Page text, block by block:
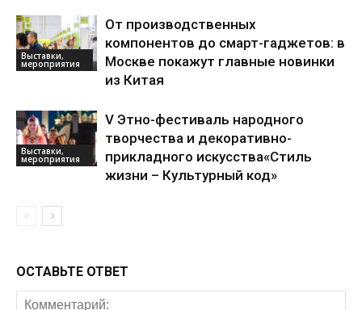
Выставки,
мероприятия
От производственных
компонентов до смарт-гаджетов: в
Москве покажут главные новинки
из Китая
Выставки,
мероприятия
V Этно-фестиваль народного
творчества и декоративно-
прикладного искусства«Стиль
жизни – Культурный код»
ОСТАВЬТЕ ОТВЕТ